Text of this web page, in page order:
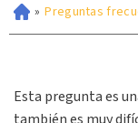
» Preguntas
Esta pregunta es